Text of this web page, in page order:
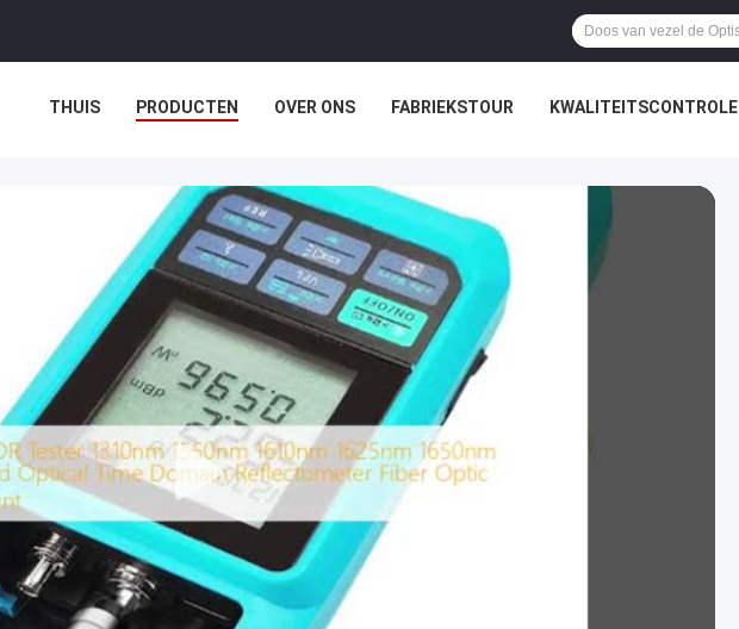
THUIS PRODUCTEN OVER ONS FABRIEKSTOUR KWALITEITSCONTROLE